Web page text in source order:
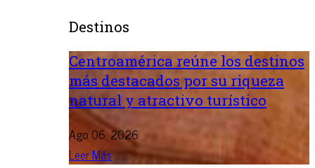
Destinos
Centroamérica reúne los destinos
más destacados por su riqueza
natural y atractivo turístico
Ago 06, 2026
Leer Más